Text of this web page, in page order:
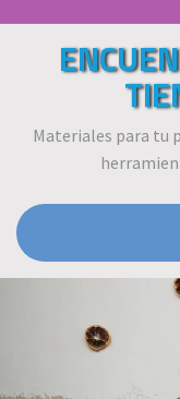
Materiales para tu